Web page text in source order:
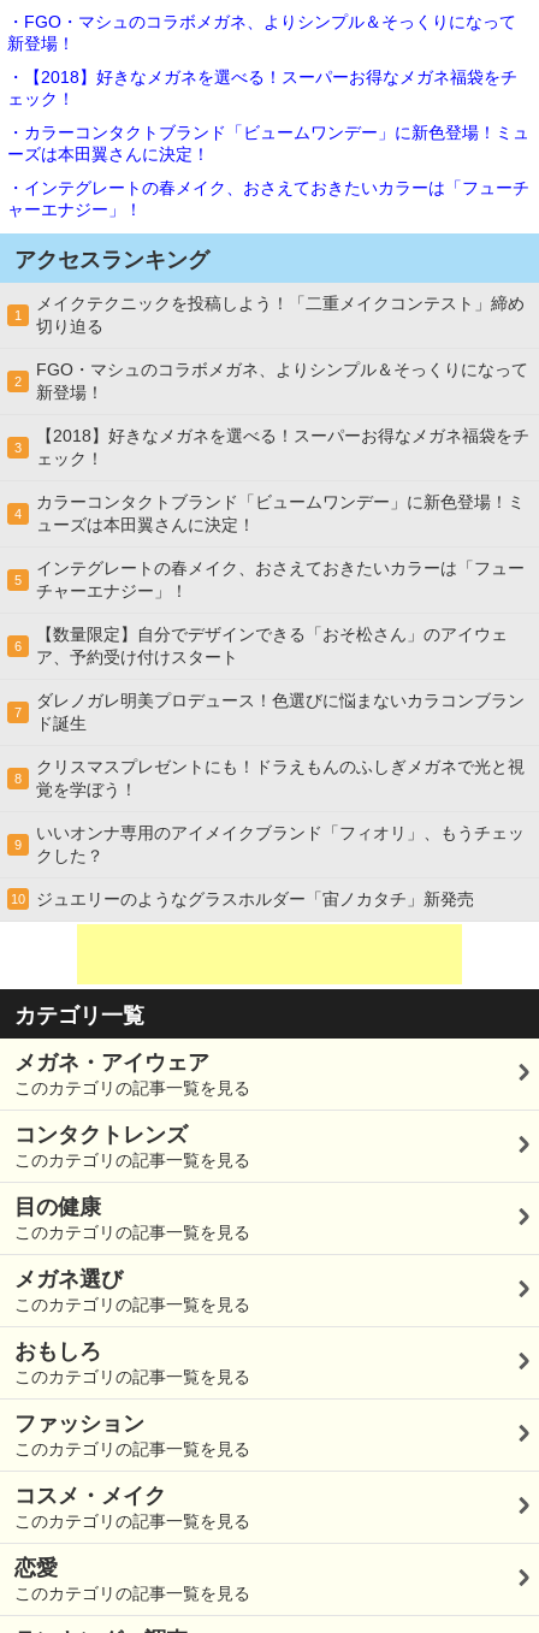
・FGO・マシュのコラボメガネ、よりシンプル＆そっくりになって
新登場！
・【2018】好きなメガネを選べる！スーパーお得なメガネ福袋をチ
ェック！
・カラーコンタクトブランド「ビュームワンデー」に新色登場！ミュ
ーズは本田翼さんに決定！
・インテグレートの春メイク、おさえておきたいカラーは「フューチ
ャーエナジー」！
アクセスランキング
1
メイクテクニックを投稿しよう！「二重メイクコンテスト」締め
切り迫る
2
FGO・マシュのコラボメガネ、よりシンプル＆そっくりになって
新登場！
3
【2018】好きなメガネを選べる！スーパーお得なメガネ福袋をチ
ェック！
4
カラーコンタクトブランド「ビュームワンデー」に新色登場！ミ
ューズは本田翼さんに決定！
5
インテグレートの春メイク、おさえておきたいカラーは「フュー
チャーエナジー」！
6
【数量限定】自分でデザインできる「おそ松さん」のアイウェ
ア、予約受け付けスタート
7
ダレノガレ明美プロデュース！色選びに悩まないカラコンブラン
ド誕生
8
クリスマスプレゼントにも！ドラえもんのふしぎメガネで光と視
覚を学ぼう！
9
いいオンナ専用のアイメイクブランド「フィオリ」、もうチェッ
クした？
10 ジュエリーのようなグラスホルダー「宙ノカタチ」新発売
カテゴリ一覧
メガネ・アイウェア
このカテゴリの記事一覧を見る
コンタクトレンズ
このカテゴリの記事一覧を見る
目の健康
このカテゴリの記事一覧を見る
メガネ選び
このカテゴリの記事一覧を見る
おもしろ
このカテゴリの記事一覧を見る
ファッション
このカテゴリの記事一覧を見る
コスメ・メイク
このカテゴリの記事一覧を見る
恋愛
このカテゴリの記事一覧を見る